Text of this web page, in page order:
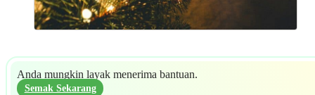
Anda mungkin layak menerima bantuan.
Semak Sekarang